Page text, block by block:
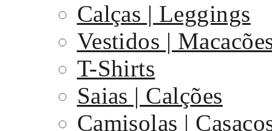
Calças | Leggings
Vestidos |
T-Shirts
Saias | Calções
Camisolas |